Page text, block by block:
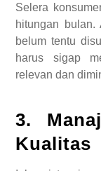
Selera
hitungan
belum tentu
harus sigap
relevan dan
3.
Kualitas